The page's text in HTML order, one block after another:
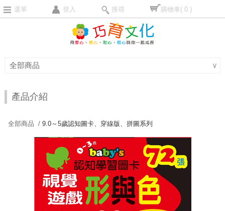
選單 登入 搜尋 購物車( 0 )
全部商品 ∨
產品介紹
全部商品 /9.0～5歲認知圖卡、穿線版、拼圖系列